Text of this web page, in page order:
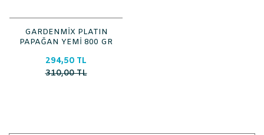
GARDENMİX PLATIN
PAPAĞAN YEMİ 800 GR
294,50 TL
310,00 TL